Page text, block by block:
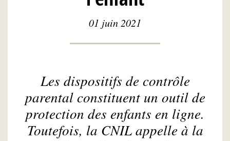
01 juin 2021
Les dispositifs de contrôle
parental constituent un outil de
protection des enfants en ligne.
Toutefois, la CNIL appelle à la